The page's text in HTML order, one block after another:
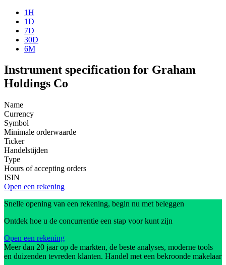
1H
1D
7D
30D
6M
Instrument specification for Graham
Holdings Co
Name
Currency
Symbol
Minimale orderwaarde
Ticker
Handelstijden
Type
Hours of accepting orders
ISIN
Open een rekening
Snelle opening van een rekening, begin nu met beleggen
Ontdek hoe u de concurrentie een stap voor kunt zijn
Open een rekening
Meer dan 20 jaar op de markten, de beste analyses, moderne tools
en duizenden tevreden klanten. Handel met een bekroonde makelaar